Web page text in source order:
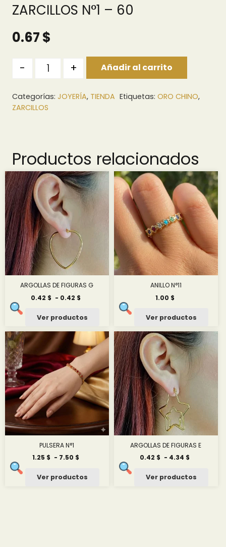
ZARCILLOS N°1 – 60
0.67$
- + Añadir al carrito
Categorías: JOYERÍA, TIENDA Etiquetas: ORO CHINO,
ZARCILLOS
Productos relacionados
ARGOLLAS DE FIGURAS G
0.42 $ - 0.42 $
desde
0.42 $
hasta
0.42 $
Ver productos
ANILLO N°11
1.00 $
Ver productos
PULSERA N°1
1.25 $ - 7.50 $
desde
Ver productos
ARGOLLAS DE FIGURAS E
0.42 $ - 4.34 $
desde
Ver productos